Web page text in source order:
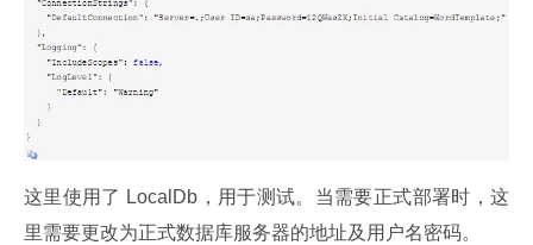
这里使用了 LocalDb，用于测试。当需要正式部署时，这
里需要更改为正式数据库服务器的地址及用户名密码。